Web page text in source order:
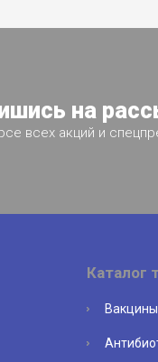
на
всех акций и
Каталог